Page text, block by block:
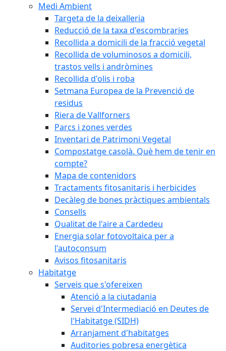
Medi Ambient
Targeta de la deixalleria
Reducció de la taxa d'escombraries
Recollida a domicili de la fracció vegetal
Recollida de voluminosos a domicili,
trastos vells i andròmines
Recollida d'olis i roba
Setmana Europea de la Prevenció de
residus
Riera de Vallforners
Parcs i zones verdes
Inventari de Patrimoni Vegetal
Compostatge casolà. Què hem de tenir en
compte?
Mapa de contenidors
Tractaments fitosanitaris i herbicides
Decàleg de bones pràctiques ambientals
Consells
Qualitat de l'aire a Cardedeu
Energia solar fotovoltaica per a
l'autoconsum
Avisos fitosanitaris
Habitatge
Serveis que s'ofereixen
Atenció a la ciutadania
Servei d'Intermediació en Deutes de
l'Habitatge (SIDH)
Arranjament d'habitatges
Auditories pobresa energètica